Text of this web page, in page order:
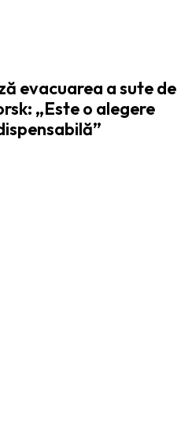
evacuarea a sute de
„Este o alegere